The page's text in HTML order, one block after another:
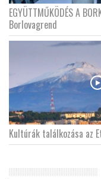
EGYÜTTMŰKÖDÉS A
Borlovagrend
Kultúrák találkozása az